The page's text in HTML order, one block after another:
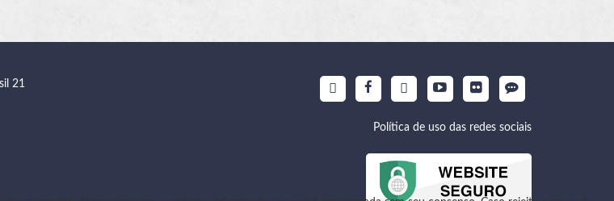
21
Política de uso das redes sociais